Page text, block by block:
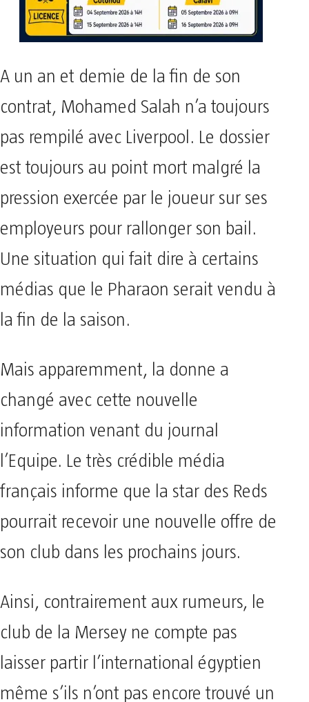
A un an et demie de la fin de son
contrat, Mohamed Salah n’a toujours
pas rempilé avec Liverpool. Le dossier
est toujours au point mort malgré la
pression exercée par le joueur sur ses
employeurs pour rallonger son bail.
Une situation qui fait dire à certains
médias que le Pharaon serait vendu à
la fin de la saison.
Mais apparemment, la donne a
changé avec cette nouvelle
information venant du journal
l’Equipe. Le très crédible média
français informe que la star des Reds
pourrait recevoir une nouvelle offre de
son club dans les prochains jours.
Ainsi, contrairement aux rumeurs, le
club de la Mersey ne compte pas
laisser partir l’international égyptien
même s’ils n’ont pas encore trouvé un